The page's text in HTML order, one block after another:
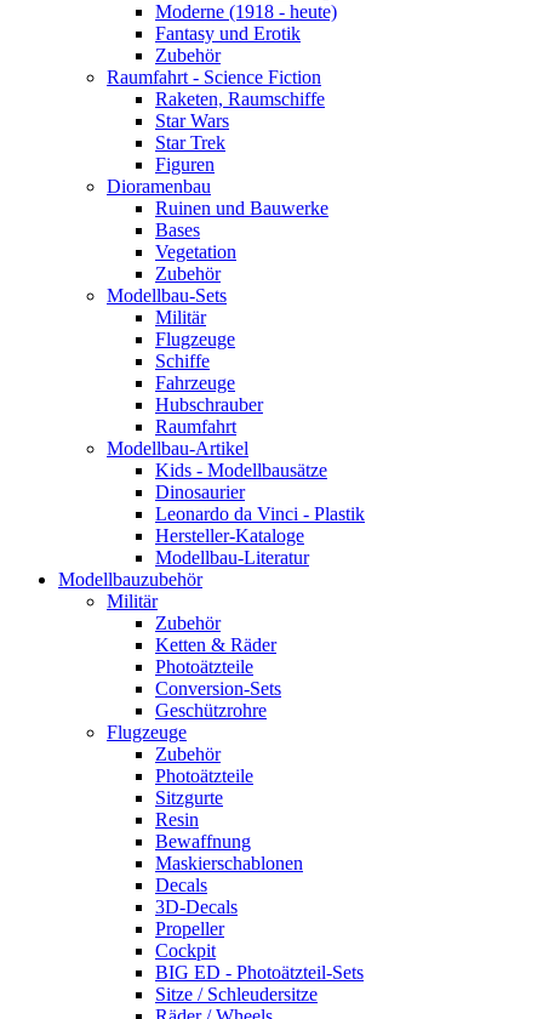
Moderne (1918 - heute)
Fantasy und Erotik
Zubehör
Raumfahrt - Science Fiction
Raketen, Raumschiffe
Star Wars
Star Trek
Figuren
Dioramenbau
Ruinen und Bauwerke
Bases
Vegetation
Zubehör
Modellbau-Sets
Militär
Flugzeuge
Schiffe
Fahrzeuge
Hubschrauber
Raumfahrt
Modellbau-Artikel
Kids - Modellbausätze
Dinosaurier
Leonardo da Vinci - Plastik
Hersteller-Kataloge
Modellbau-Literatur
Modellbauzubehör
Militär
Zubehör
Ketten & Räder
Photoätzteile
Conversion-Sets
Geschützrohre
Flugzeuge
Zubehör
Photoätzteile
Sitzgurte
Resin
Bewaffnung
Maskierschablonen
Decals
3D-Decals
Propeller
Cockpit
BIG ED - Photoätzteil-Sets
Sitze / Schleudersitze